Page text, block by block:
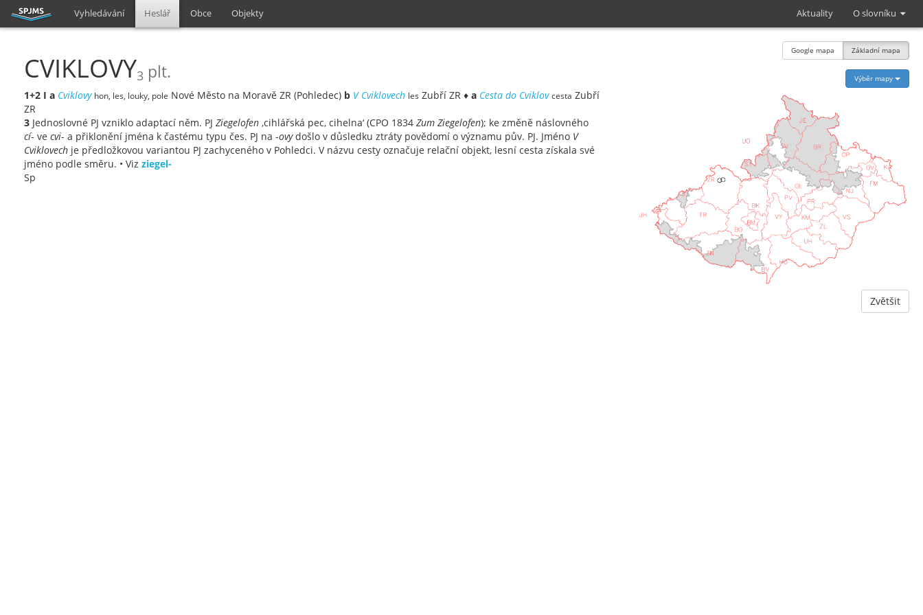
Vyhledávání Heslář Obce Objekty Aktuality O slovníku
CVIKLOVY3 plt.
1+2 I a Cviklovy hon, les, louky, pole Nové Město na Moravě ZR (Pohledec) b V Cviklovech les Zubří ZR ♦ a Cesta do Cviklov cesta Zubří
ZR
3 Jednoslovné PJ vzniklo adaptací něm. PJ Ziegelofen ‚cihlářská pec, cihelna‘ (CPO 1834 Zum Ziegelofen); ke změně náslovného
cí- ve cvi- a přiklonění jména k častému typu čes. PJ na -ovydošlo v důsledku ztráty povědomí o významu pův. PJ. Jméno V
Cviklovech je předložkovou variantou PJ zachyceného v Pohledci. V názvu cesty označuje relační objekt, lesní cesta získala své
jméno podle směru. • Viz ziegel-
Sp
Google mapa Základní mapa
Výběr mapy
Zvětšit